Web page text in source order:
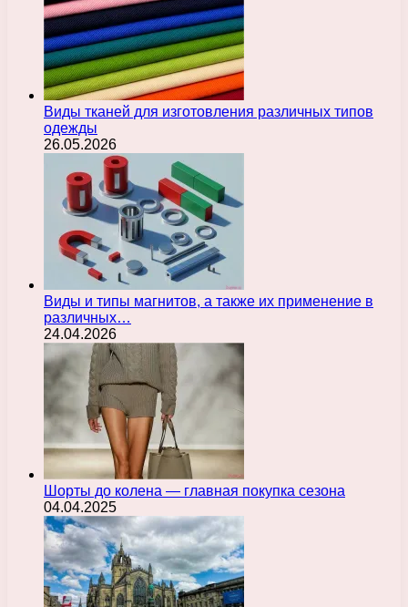
Виды тканей для изготовления различных типов
одежды
26.05.2026
Виды и типы магнитов, а также их применение в
различных…
24.04.2026
Шорты до колена — главная покупка сезона
04.04.2025